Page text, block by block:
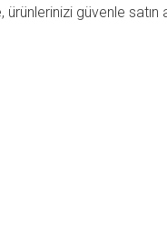
güvenle satın